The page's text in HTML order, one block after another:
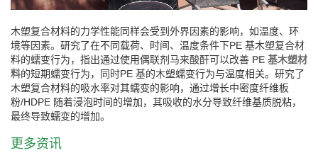
木塑复合材料的力学性能同样会受到外界因素的影响，如温度、环
境等因素。研究了在不同载荷、时间、温度条件下PE 基木塑复合材
料的蠕变行为，指出通过使用偶联剂马来酸酐可以改善 PE 基木塑材
料的短期蠕变行为，同时PE 基的木塑蠕变行为与温度相关。研究了
木塑复合材料的吸水率对其蠕变的影响，通过增长中密度纤维板
粉/HDPE 随着浸泡时间的增加，其吸收的水分导致纤维基质脱粘，
最终导致蠕变的增加。
更多资讯